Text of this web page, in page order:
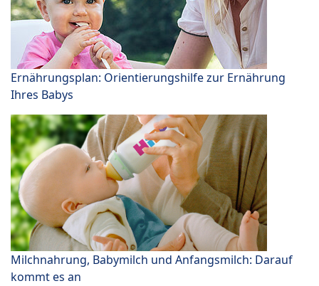
Ernährungsplan: Orientierungshilfe zur Ernährung
Ihres Babys
Milchnahrung, Babymilch und Anfangsmilch: Darauf
kommt es an